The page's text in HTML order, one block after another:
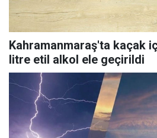
Kahramanmaraş'ta kaçak
litre etil alkol ele geçirildi